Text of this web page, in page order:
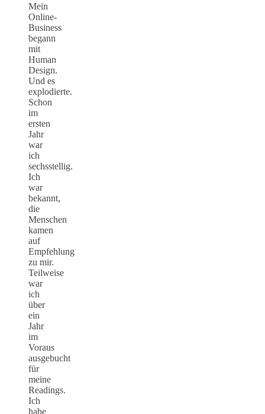
Mein
Online-
Business
begann
mit
Human
Design.
Und es
explodierte.
Schon
im
ersten
Jahr
war
ich
sechsstellig.
Ich
war
bekannt,
die
Menschen
kamen
auf
Empfehlung
zu mir.
Teilweise
war
ich
über
ein
Jahr
im
Voraus
ausgebucht
für
meine
Readings.
Ich
habe